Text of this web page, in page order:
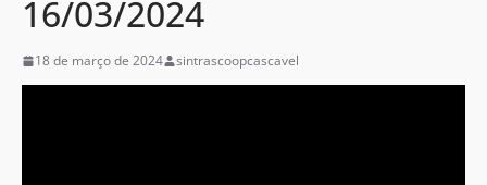
16/03/2024
18 de março de 2024 sintrascoopcascavel